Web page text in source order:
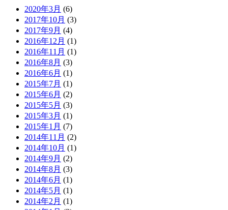
2020年3月 (6)
2017年10月 (3)
2017年9月 (4)
2016年12月 (1)
2016年11月 (1)
2016年8月 (3)
2016年6月 (1)
2015年7月 (1)
2015年6月 (2)
2015年5月 (3)
2015年3月 (1)
2015年1月 (7)
2014年11月 (2)
2014年10月 (1)
2014年9月 (2)
2014年8月 (3)
2014年6月 (1)
2014年5月 (1)
2014年2月 (1)